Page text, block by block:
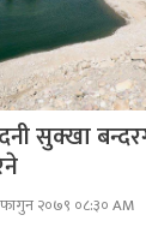
सुक्खा
२०७९ ०८:३० AM